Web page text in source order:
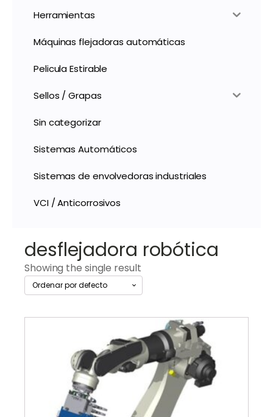
Herramientas
Máquinas flejadoras automáticas
Pelicula Estirable
Sellos / Grapas
Sin categorizar
Sistemas Automáticos
Sistemas de envolvedoras industriales
VCI / Anticorrosivos
desflejadora robótica
Showing the single result